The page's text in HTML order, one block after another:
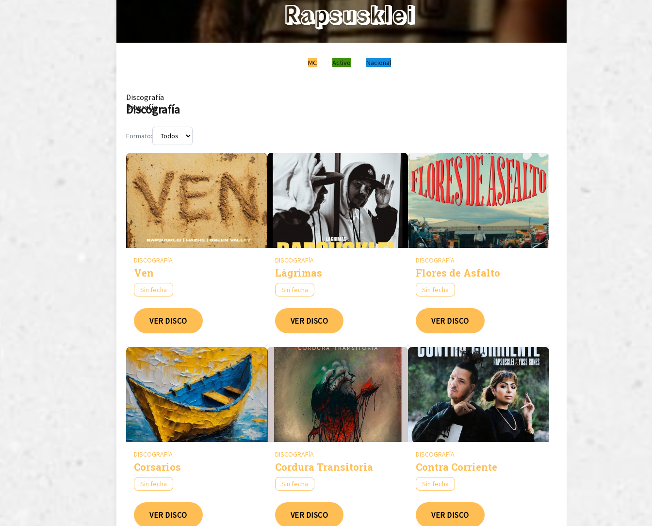
Rapsusklei
MC Activo Nacional
Discografía
Biografía
Discografía
Formato:
DISCOGRAFÍA
Ven
Sin fecha
VER DISCO
DISCOGRAFÍA
Lágrimas
Sin fecha
VER DISCO
DISCOGRAFÍA
Flores de Asfalto
Sin fecha
VER DISCO
DISCOGRAFÍA
Corsarios
Sin fecha
VER DISCO
DISCOGRAFÍA
Cordura Transitoria
Sin fecha
VER DISCO
DISCOGRAFÍA
Contra Corriente
Sin fecha
VER DISCO